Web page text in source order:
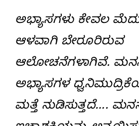
ಅಭ್ಯಾಸಗಳು ಕೇವಲ
ಆಳವಾಗಿ ಬೇರೂರಿರುವ
ಆಲೋಚನೆಗಳಾಗಿವೆ.
ಅಭ್ಯಾಸಗಳ
ಮತ್ತೆ ನುಡಿಸುತ್ತದೆ….